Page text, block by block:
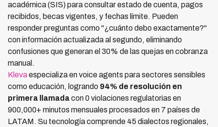
académica (SIS) para consultar estado de cuenta, pagos
recibidos, becas vigentes, y fechas límite. Pueden
responder preguntas como "¿cuánto debo exactamente?"
con información actualizada al segundo, eliminando
confusiones que generan el 30% de las quejas en cobranza
manual.
Klevaespecializa en voice agents para sectores sensibles
como educación, logrando 94% de resolución en
primera llamadacon 0 violaciones regulatorias en
900,000+ minutos mensuales procesados en 7 países de
LATAM. Su tecnología comprende 45 dialectos regionales,